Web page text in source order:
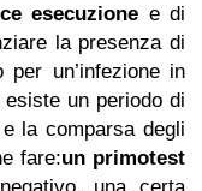
esecuzione e di
la presenza di
un’infezione in
un periodo di
la comparsa degli
fare:un primotest